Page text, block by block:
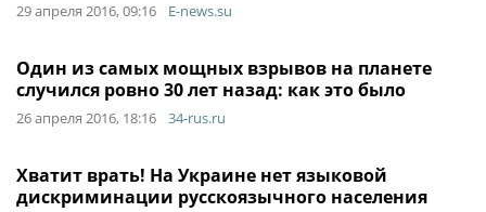
29 апреля 2016, 09:16 E-news.su
Один из самых мощных взрывов на планете
случился ровно 30 лет назад: как это было
26 апреля 2016, 18:16 34-rus.ru
Хватит врать! На Украине нет языковой
дискриминации русскоязычного населения